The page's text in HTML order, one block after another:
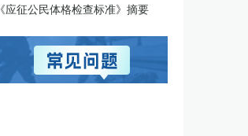
《应征公民体格检查标准》摘要